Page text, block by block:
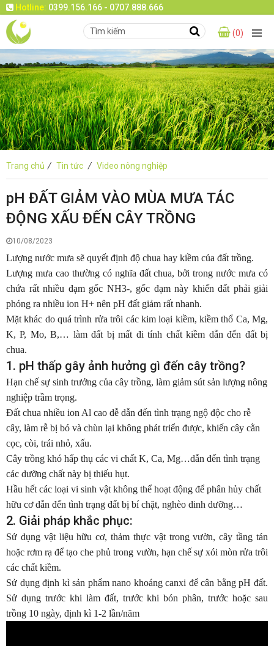
Hotline: 0399.156.166 - 0707.888.666
(0)
Trang chủ / Tin tức / Video nông nghiệp
pH ĐẤT GIẢM VÀO MÙA MƯA TÁC
ĐỘNG XẤU ĐẾN CÂY TRỒNG
10/08/2023
Lượng nước mưa sẽ quyết định độ chua hay kiềm của đất trồng.
Lượng mưa cao thường có nghĩa đất chua, bởi trong nước mưa có
chứa rất nhiều đạm gốc NH3-, gốc đạm này khiến đất phải giải
phóng ra nhiều ion H+ nên pH đất giảm rất nhanh.
Mặt khác do quá trình rửa trôi các kim loại kiềm, kiềm thổ Ca, Mg,
K, P, Mo, B,… làm đất bị mất đi tính chất kiềm dẫn đến đất bị
chua.
1. pH thấp gây ảnh hưởng gì đến cây trồng?
Hạn chế sự sinh trưởng của cây trồng, làm giảm sút sản lượng nông
nghiệp trầm trọng.
Đất chua nhiều ion Al cao dễ dẫn đến tình trạng ngộ độc cho rễ
cây, làm rễ bị bó và chùn lại không phát triển được, khiến cây cằn
cọc, còi, trái nhỏ, xấu.
Cây trồng khó hấp thụ các vi chất K, Ca, Mg…dẫn đến tình trạng
các dưỡng chất này bị thiếu hụt.
Hầu hết các loại vi sinh vật không thể hoạt động để phân hủy chất
hữu cơ dẫn đến tình trạng đất bị bí chặt, nghèo dinh dưỡng…
2. Giải pháp khắc phục:
Sử dụng vật liệu hữu cơ, thảm thực vật trong vườn, cây tầng tán
hoặc rơm rạ để tạo che phủ trong vườn, hạn chế sự xói mòn rửa trôi
các chất kiềm.
Sử dụng định kì sản phẩm nano khoáng canxi để cân bằng pH đất.
Sử dụng trước khi làm đất, trước khi bón phân, trước hoặc sau
trồng 10 ngày, định kì 1-2 lần/năm